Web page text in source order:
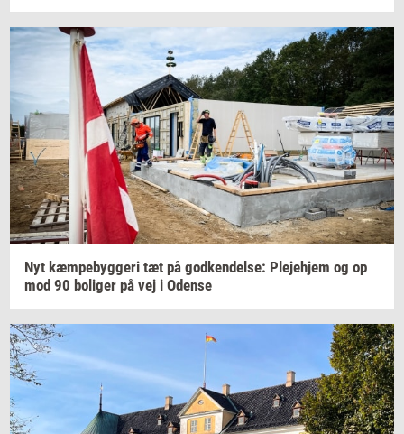
Nyt kæm­pe­byg­ge­ri tæt på god­ken­del­se: Ple­je­hjem og op
mod 90 bo­li­ger på vej i Oden­se